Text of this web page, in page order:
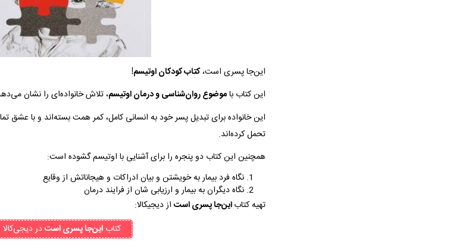
این‌جا پسری است،کتاب کودکان اوتیسم!
این کتاب باموضوع روان‌شناسی و درمان اوتیسم، تلاش خانواده‌ای را نشان
این خانواده برای تبدیل پسر خود به انسانی کامل، کمر همت بسته‌اند و با عشق
تحمل کرده‌اند.
همچنین این کتاب دو پنجره را برای آشنایی با اوتیسم گشوده است:
نگاه فرد بیمار به خویشتن و بیان ادراکات و هیجاناتش از وقایع
نگاه دیگران به بیمار و ارزیابی شان از فرایند درمان
تهیه کتاباین‌جا پسری استاز دیجیکالا:
کتاب‌ این‌جا پسری استدر دیجی‌کالا